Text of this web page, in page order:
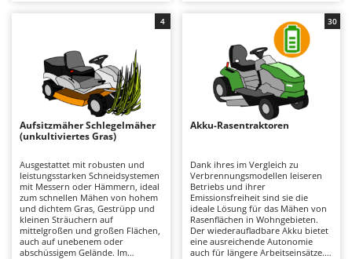
Bodenfräsen für Traktor
Brutmaschinen Inkubatoren
Bürsten für den Außenbereich
D Dampfreiniger und Dampfbesen
E
Einachsschlepper
Elektrische Tauchpumpen
Erdbohrer
Erntenetze für Obst und Oliven
Batavia
Benassi
Beper
Berkel
Bertolini Pumps
Besser Vacuum
Bestway
Beta tools
serienmäßig über eine
Mulchfunktion.
ein präzises Ergebnis mit der
Möglichkeit, die Mulch-Funktion
zu nutzen. Es wird empfohlen,
regelmäßig den Zustand der
Messer zu überprüfen und
etwaige Grassreste zu entfernen.
Aufsitzmäher Schlegelmäher
(unkultiviertes Gras)
Ausgestattet mit robusten und
leistungsstarken Schneidsystemen
mit Messern oder Hämmern, ideal
zum schnellen Mähen von hohem
und dichtem Gras, Gestrüpp und
kleinen Sträuchern auf
mittelgroßen und großen Flächen,
auch auf unebenem oder
abschüssigem Gelände. Im
4
Akku-Rasentraktoren
Dank ihres im Vergleich zu
Verbrennungsmodellen leiseren
Betriebs und ihrer
Emissionsfreiheit sind sie die
ideale Lösung für das Mähen von
Rasenflächen in Wohngebieten.
Der wiederaufladbare Akku bietet
eine ausreichende Autonomie
auch für längere Arbeitseinsätze.
30